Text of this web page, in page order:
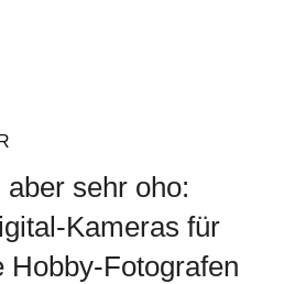
sehr oho:
Kameras für
Hobby-Fotografen